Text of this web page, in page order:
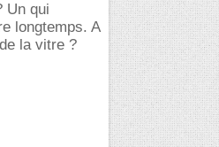
Un qui
longtemps. A
la vitre ?